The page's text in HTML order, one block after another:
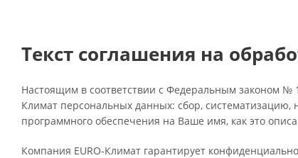
Текст соглашения на
Настоящим в соответствии с Федеральным законом №
Климат персональных данных: сбор, систематизацию,
программного обеспечения на Ваше имя, как это
Компания EURO-Климат гарантирует